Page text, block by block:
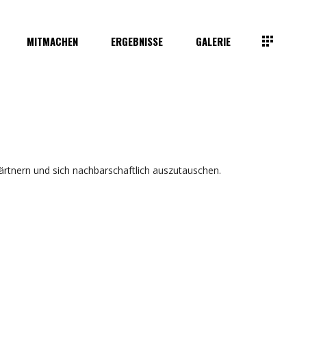
MITMACHEN ERGEBNISSE GALERIE
und sich nachbarschaftlich auszutauschen.